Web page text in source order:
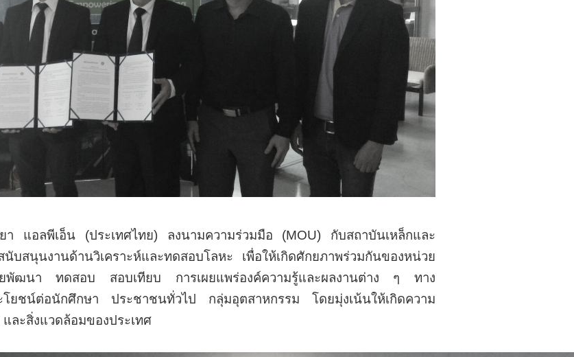
แอลพีเอ็น (ประเทศไทย) ลงนามความร่วมมือ (MOU) กับสถาบันเหล็กและ
นับสนุนงานด้านวิเคราะห์และทดสอบโลหะ เพื่อให้เกิดศักยภาพร่วมกันของหน่วย
ยพัฒนา ทดสอบ สอบเทียบ การเผยแพร่องค์ความรู้และผลงานต่าง ๆ ทาง
ะโยชน์ต่อนักศึกษา ประชาชนทั่วไป กลุ่มอุตสาหกรรม โดยมุ่งเน้นให้เกิดความ
ละสิ่งแวดล้อมของประเทศ